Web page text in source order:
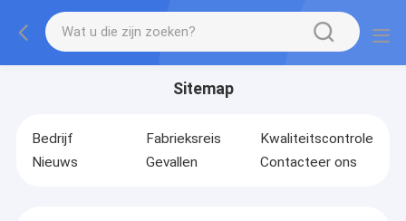
Sitemap
Bedrijf Fabrieksreis
Kwaliteitscontrole
Nieuws
Gevallen Contacteer ons